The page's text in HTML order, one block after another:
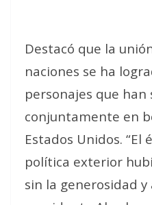
Destacó que la
naciones se ha
personajes que
conjuntamente en
Estados Unidos. “El
política exterior
sin la generosidad